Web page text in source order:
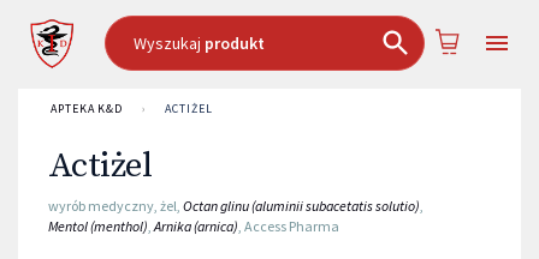
Wyszukaj produkt
APTEKA K&D › ACTIŻEL
Actiżel
wyrób medyczny, żel, Octan glinu (aluminii subacetatis solutio),
Mentol (menthol),Arnika (arnica), Access Pharma